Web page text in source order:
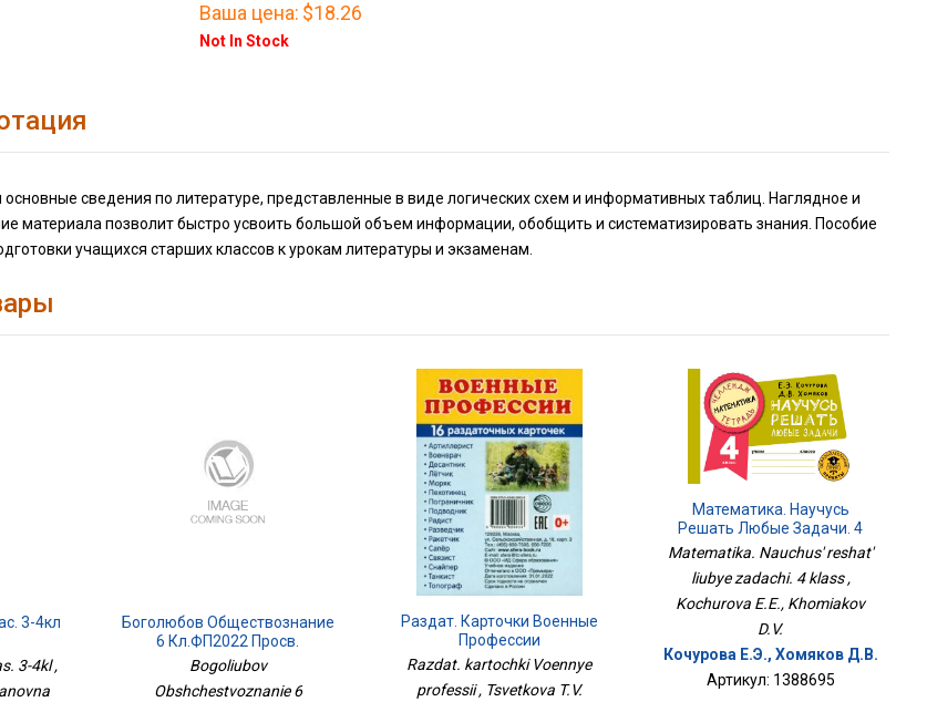
Ваша цена: $18.26
Not In Stock
основные сведения по литературе, представленные в виде логических схем и информативных таблиц. Наглядное и
материала позволит быстро усвоить большой объем информации, обобщить и систематизировать знания. Пособие
учащихся старших классов к урокам литературы и экзаменам.
3-4кл
3-4kl ,
Боголюбов Обществознание
6 Кл.ФП2022 Просв.
Bogoliubov
Obshchestvoznanie 6
Раздат. Карточки Военные
Профессии
Razdat. kartochki Voennye
professii , Tsvetkova T.V.
Математика. Научусь
Решать Любые Задачи. 4
Класс
Matematika. Nauchus' reshat'
liubye zadachi. 4 klass ,
Kochurova E.E., Khomiakov
D.V.
Кочурова Е.Э., Хомяков Д.В.
Артикул: 1388695